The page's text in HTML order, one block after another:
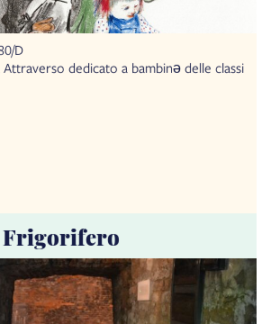
D
dedicato a bambinə delle classi